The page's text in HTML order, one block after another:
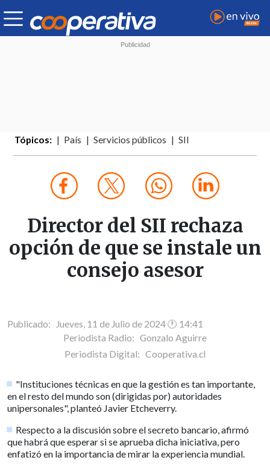
Tópicos: País Servicios públicos SII
Director del SII rechaza
opción de que se instale un
consejo asesor
Publicado: Jueves, 11 de Julio de 2024 🕐 14:41
Periodista Radio: Gonzalo Aguirre
Periodista Digital: Cooperativa.cl
"Instituciones técnicas en que la gestión es tan importante,
en el resto del mundo son (dirigidas por) autoridades
unipersonales", planteó Javier Etcheverry.
Respecto a la discusión sobre el secreto bancario, afirmó
que habrá que esperar si se aprueba dicha iniciativa, pero
enfatizó en la importancia de mirar la experiencia mundial.